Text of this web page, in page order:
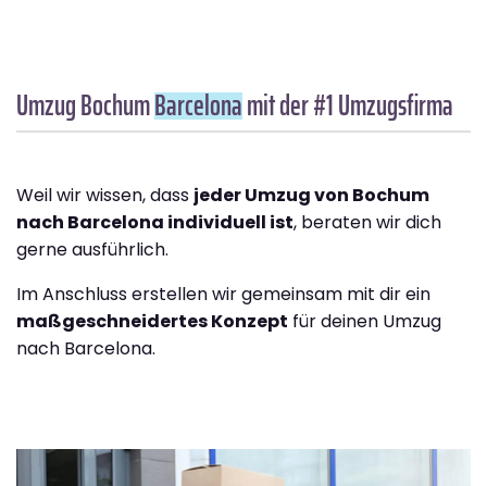
Umzug BochumBarcelonamit der #1 Umzugsfirma
Weil wir wissen, dass jeder Umzug von Bochum
nach Barcelona individuell ist, beraten wir dich
gerne ausführlich.
Im Anschluss erstellen wir gemeinsam mit dir ein
maßgeschneidertes Konzept für deinen Umzug
nach Barcelona.